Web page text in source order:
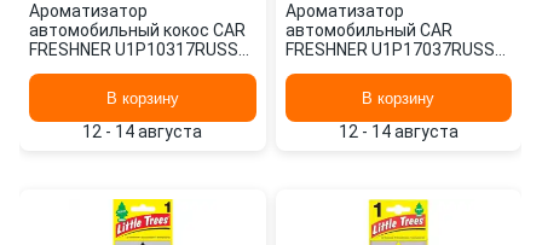
Ароматизатор
автомобильный кокос CAR
FRESHNER U1P10317RUSS
В корзину
12 - 14 августа
Ароматизатор
автомобильный CAR
FRESHNER U1P17037RUSS
В корзину
12 - 14 августа